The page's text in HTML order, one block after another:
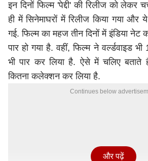
इन दिनों फिल्म 'पेद्दी' की रिलीज को लेकर
ही में सिनेमाघरों में रिलीज किया गया
गई. फिल्म का महज तीन दिनों में इंडिया
पार हो गया है. वहीं, फिल्म ने वर्ल्डवाइड
भी पार कर लिया है. ऐसे में चलिए
कितना कलेक्शन कर लिया है.
Continues below
और पढ़ें